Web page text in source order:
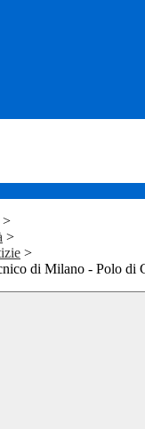
>
>
>
di Milano - Polo di